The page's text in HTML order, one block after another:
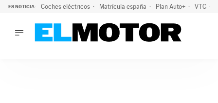
ES NOTICIA: Coches eléctricos Matrícula españa Plan Auto+ VTC